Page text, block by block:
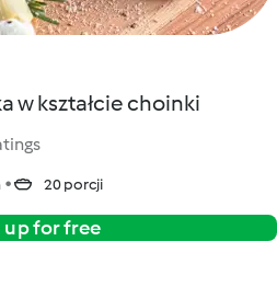
w kształcie choinki
20 porcji
up for free